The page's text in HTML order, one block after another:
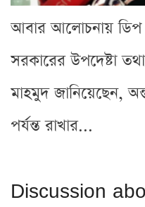
আবার আলোচনায় ডিপ
সরকারের উপদেষ্টা
মাহমুদ জানিয়েছেন,
পর্যন্ত রাখার...
Discussion